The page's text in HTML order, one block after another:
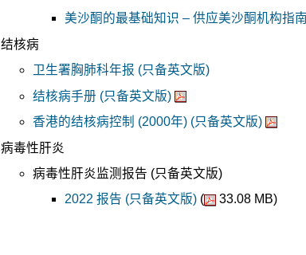
美沙酮的最基础知识 – 供应美沙酮机构指
结核病
卫生署胸肺科年报 (只备英文版)
结核病手册 (只备英文版)
香港的结核病控制 (2000年) (只备英文版)
病毒性肝炎
病毒性肝炎监测报告 (只备英文版)
2022 报告 (只备英文版) ( 33.08 MB)